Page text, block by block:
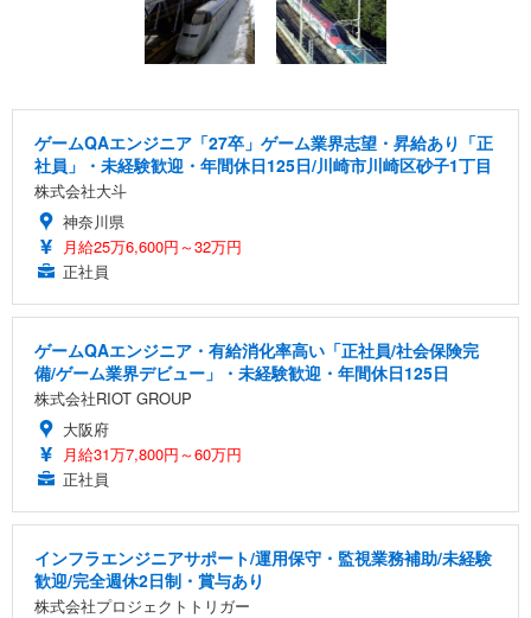
ゲームQAエンジニア「27卒」ゲーム業界志望・昇給あり「正
社員」・未経験歓迎・年間休日125日/川崎市川崎区砂子1丁目
株式会社大斗
神奈川県
月給25万6,600円～32万円
正社員
ゲームQAエンジニア・有給消化率高い「正社員/社会保険完
備/ゲーム業界デビュー」・未経験歓迎・年間休日125日
株式会社RIOT GROUP
大阪府
月給31万7,800円～60万円
正社員
インフラエンジニアサポート/運用保守・監視業務補助/未経験
歓迎/完全週休2日制・賞与あり
株式会社プロジェクトトリガー